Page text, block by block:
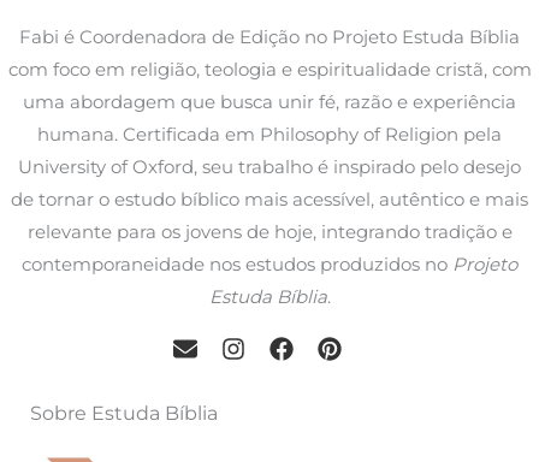
Fabi é Coordenadora de Edição no Projeto Estuda Bíblia
com foco em religião, teologia e espiritualidade cristã, com
uma abordagem que busca unir fé, razão e experiência
humana. Certificada em Philosophy of Religion pela
University of Oxford, seu trabalho é inspirado pelo desejo
de tornar o estudo bíblico mais acessível, autêntico e mais
relevante para os jovens de hoje, integrando tradição e
contemporaneidade nos estudos produzidos no Projeto
Estuda Bíblia.
Sobre Estuda Bíblia